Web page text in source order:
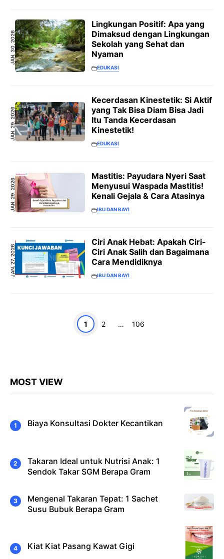
JAN. 30, 2026
Lingkungan Positif: Apa yang
Dimaksud dengan Lingkungan
Sekolah yang Sehat dan
Nyaman
EDUKASI
JAN. 29, 2026
Kecerdasan Kinestetik: Si Aktif
yang Tak Bisa Diam Bisa Jadi
Itu Tanda Kecerdasan
Kinestetik!
EDUKASI
JAN. 29, 2026
Mastitis: Payudara Nyeri Saat
Menyusui Waspada Mastitis!
Kenali Gejala & Cara Atasinya
IBU DAN BAYI
JAN. 27, 2026
Ciri Anak Hebat: Apakah Ciri-
Ciri Anak Salih dan Bagaimana
Cara Mendidiknya
IBU DAN BAYI
Page
1 Page
2 … Page
106
MOST VIEW
Biaya Konsultasi Dokter Kecantikan
Takaran Ideal untuk Nutrisi Anak: 1
Sendok Takar SGM Berapa Gram
Mengenal Takaran Tepat: 1 Sachet
Susu Bubuk Berapa Gram
Kiat Kiat Pasang Kawat Gigi